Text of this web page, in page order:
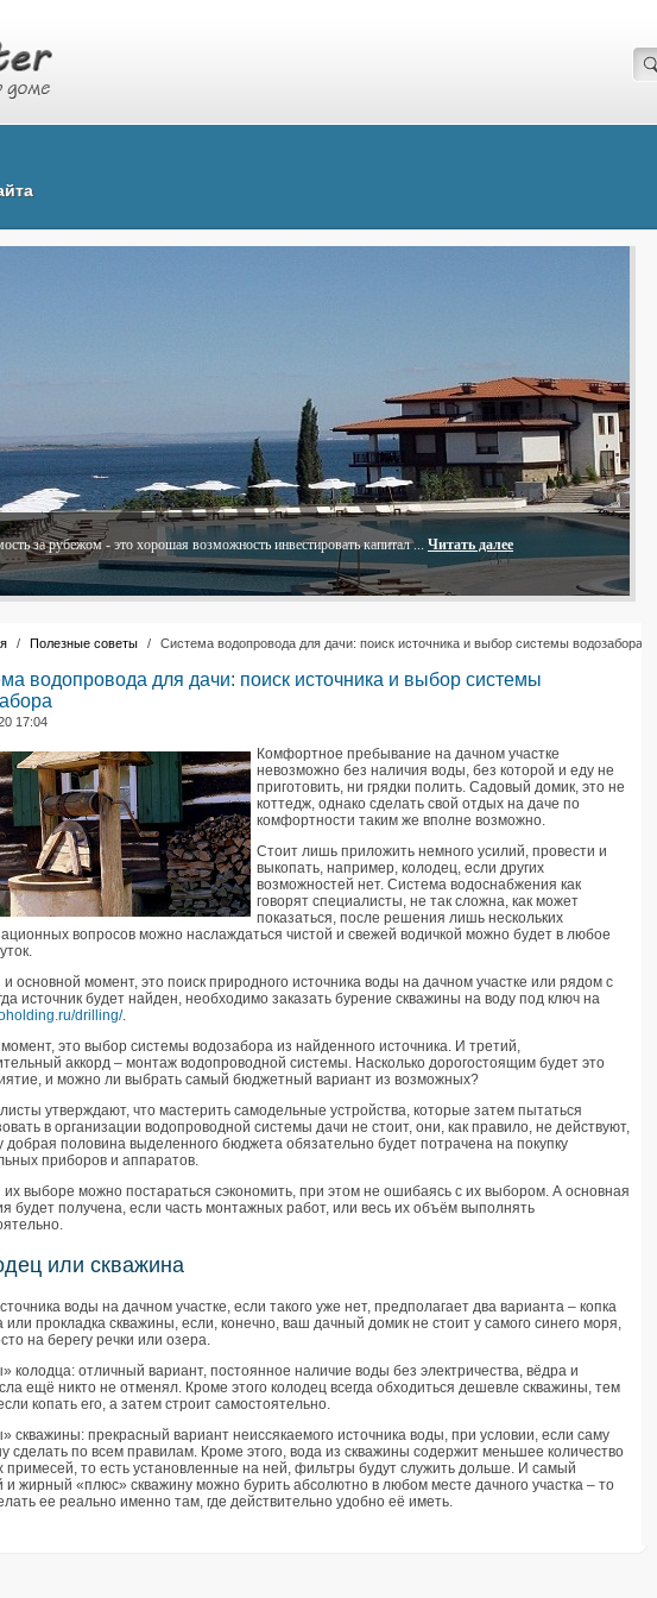
за рубежом - это хорошая возможность инвестировать капитал ... Читать далее
/ Полезные советы / Система водопровода для дачи: поиск источника и выбор системы водозабора
водопровода для дачи: поиск источника и выбор системы
17:04
Комфортное пребывание на дачном участке
невозможно без наличия воды, без которой и еду не
приготовить, ни грядки полить. Садовый домик, это не
коттедж, однако сделать свой отдых на даче по
комфортности таким же вполне возможно.
Стоит лишь приложить немного усилий, провести и
выкопать, например, колодец, если других
возможностей нет. Система водоснабжения как
говорят специалисты, не так сложна, как может
показаться, после решения лишь нескольких
вопросов можно наслаждаться чистой и свежей водичкой можно будет в любое
основной момент, это поиск природного источника воды на дачном участке или рядом с
источник будет найден, необходимо заказать бурение скважины на воду под ключ на
drilling/.
это выбор системы водозабора из найденного источника. И третий,
аккорд – монтаж водопроводной системы. Насколько дорогостоящим будет это
и можно ли выбрать самый бюджетный вариант из возможных?
утверждают, что мастерить самодельные устройства, которые затем пытаться
в организации водопроводной системы дачи не стоит, они, как правило, не действуют,
добрая половина выделенного бюджета обязательно будет потрачена на покупку
приборов и аппаратов.
их выборе можно постараться сэкономить, при этом не ошибаясь с их выбором. А основная
будет получена, если часть монтажных работ, или весь их объём выполнять
или скважина
воды на дачном участке, если такого уже нет, предполагает два варианта – копка
или прокладка скважины, если, конечно, ваш дачный домик не стоит у самого синего моря,
на берегу речки или озера.
колодца: отличный вариант, постоянное наличие воды без электричества, вёдра и
ещё никто не отменял. Кроме этого колодец всегда обходиться дешевле скважины, тем
копать его, а затем строит самостоятельно.
скважины: прекрасный вариант неиссякаемого источника воды, при условии, если саму
сделать по всем правилам. Кроме этого, вода из скважины содержит меньшее количество
примесей, то есть установленные на ней, фильтры будут служить дольше. И самый
и жирный «плюс» скважину можно бурить абсолютно в любом месте дачного участка – то
ее реально именно там, где действительно удобно её иметь.